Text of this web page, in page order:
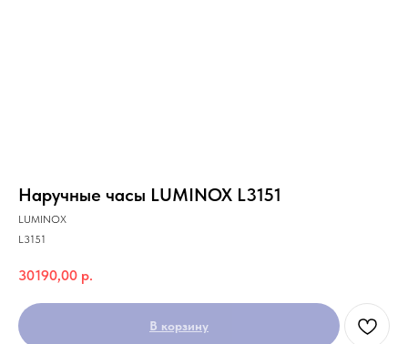
Наручные часы LUMINOX L3151
LUMINOX
L3151
30190,00 р.
В корзину